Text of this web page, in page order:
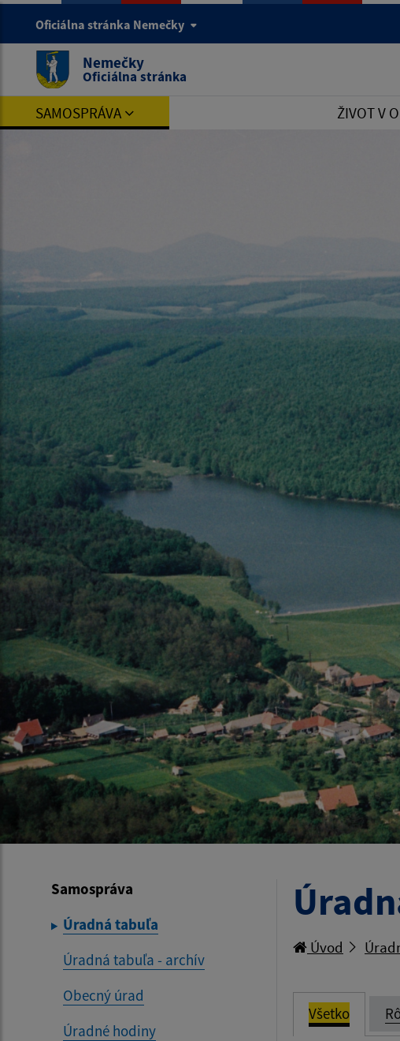
Oficiálna stránka Nemečky
Nemečky
Oficiálna stránka
SAMOSPRÁVA ŽIVOT V
Samospráva
Úradná tabuľa
Úradná tabuľa - archív
Obecný úrad
Úradné hodiny
Úvod
Všetko